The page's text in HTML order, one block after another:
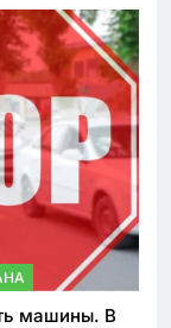
машины. В